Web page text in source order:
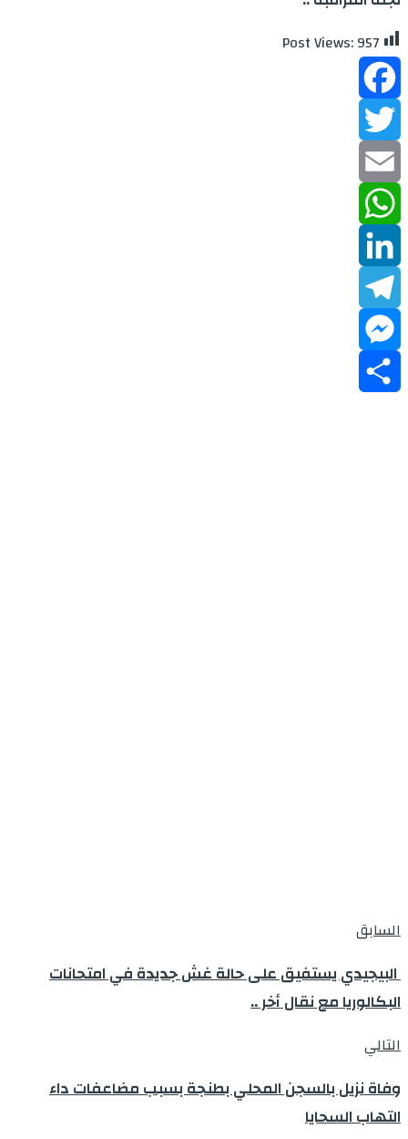
Post Views:957
Facebook
Twitter
Email
WhatsApp
LinkedIn
Telegram
Messenger
السابق
البيجيدي يستفيق على حالة غش جديدة في امتحانات
البكالوريا مع نقال أخر ..
التالي
وفاة نزيل بالسجن المحلي بطنجة بسبب مضاعفات داء
التهاب السحايا